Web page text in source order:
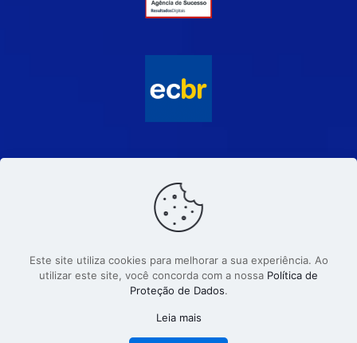
© 2026 | Eraldo Felix - Comunicação e Marketing. CNPJ
Criado com
por Eraldo Félix.
Este site utiliza cookies para melhorar a sua experiência. Ao
utilizar este site, você concorda com a nossa Política de
Proteção de Dados.
Leia mais